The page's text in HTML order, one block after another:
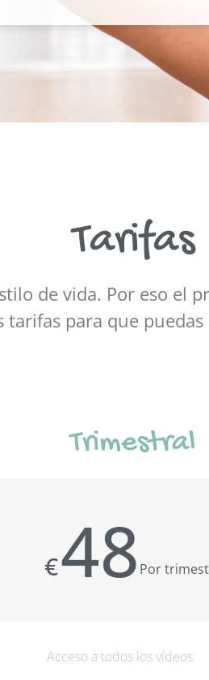
Tarifas
de vida. Por eso el
tarifas para que
Trimestral
€48 Por
Acceso a todos los vídeos